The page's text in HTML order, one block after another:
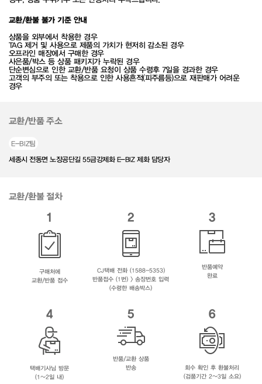
교환/환불 불가 기준 안내
상품을 외부에서 착용한 경우
TAG 제거 및 사용으로 제품의 가치가 현저히 감소된 경우
오프라인 매장에서 구매한 경우
사은품/박스 등 상품 패키지가 누락된 경우
단순변심으로 인한 교환/반품 요청이 상품 수령후 7일을 경과한 경우
고객의 부주의 또는 착용으로 인한 사용흔적(피주름등)으로 재판매가 어려운
경우
교환/반품 주소
E-BIZ팀
세종시 전동면 노장공단길 55금강제화 E-BIZ 제화 담당자
교환/환불 절차
1
구매처에
교환/반품 접수
2
CJ택배 전화 (1588-5353)
반품접수 (1번) > 송장번호 입력
(수령한 배송박스)
3
반품예약
완료
4
택배기사님 방문
(1~2일 내)
5
반품/교환 상품
반송
6
회수 확인 후 환불처리
(검품기간 2~3일 소요)